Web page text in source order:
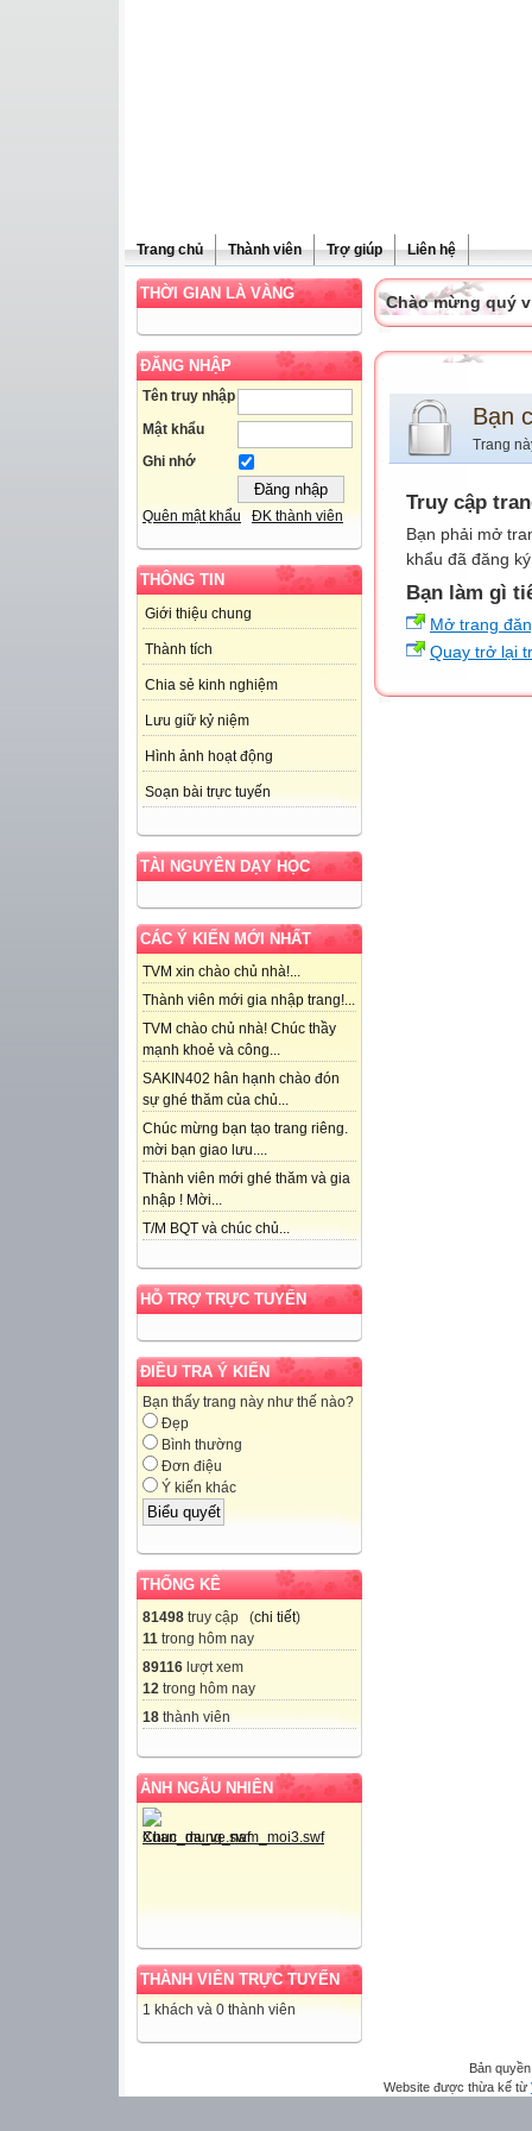
Trang chủ Thành viên Trợ giúp Liên hệ
THỜI GIAN LÀ VÀNG
ĐĂNG NHẬP
Tên truy nhập
Mật khẩu
Ghi nhớ
Quên mật khẩu ĐK thành viên
THÔNG TIN
Giới thiệu chung
Thành tích
Chia sẻ kinh nghiệm
Lưu giữ kỷ niệm
Hình ảnh hoạt động
Soạn bài trực tuyến
TÀI NGUYÊN DẠY HỌC
CÁC Ý KIẾN MỚI NHẤT
TVM xin chào chủ nhà!...
Thành viên mới gia nhập trang!...
TVM chào chủ nhà! Chúc thầy
mạnh khoẻ và công...
SAKIN402 hân hạnh chào đón
sự ghé thăm của chủ...
Chúc mừng bạn tạo trang riêng.
mời bạn giao lưu....
Thành viên mới ghé thăm và gia
nhập ! Mời...
T/M BQT và chúc chủ...
HỖ TRỢ TRỰC TUYẾN
ĐIỀU TRA Ý KIẾN
Bạn thấy trang này như thế nào?
Đẹp
Bình thường
Đơn điệu
Ý kiến khác
THỐNG KÊ
81498 truy cập (chi tiết)
11 trong hôm nay
89116 lượt xem
12 trong hôm nay
18 thành viên
ẢNH NGẪU NHIÊN
THÀNH VIÊN TRỰC TUYẾN
1 khách và 0 thành viên
Chào mừng quý
Bạn
Trang
Truy cập
Bạn phải mở
khẩu đã đăng
Bạn làm gì
Mở trang
Quay trở lại
Bản
Website được thừa kế từ